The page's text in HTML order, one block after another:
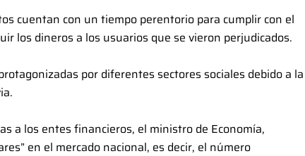
cuentan con un tiempo perentorio para cumplir con el
los dineros a los usuarios que se vieron perjudicados.
por diferentes sectores sociales debido a la
a los entes financieros, el ministro de Economía,
en el mercado nacional, es decir, el número